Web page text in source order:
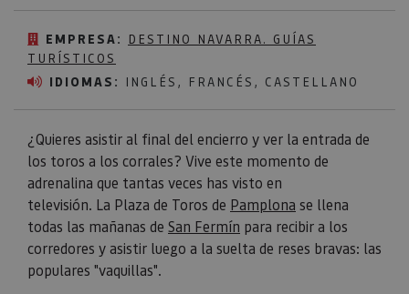
EMPRESA:
DESTINO NAVARRA. GUÍAS
TURÍSTICOS
IDIOMAS: INGLÉS, FRANCÉS, CASTELLANO
¿Quieres asistir al final del encierro y ver la entrada de
los toros a los corrales? Vive este momento de
adrenalina que tantas veces has visto en
televisión. La Plaza de Toros de Pamplona se llena
todas las mañanas de San Fermín para recibir a los
corredores y asistir luego a la suelta de reses bravas: las
populares "vaquillas".